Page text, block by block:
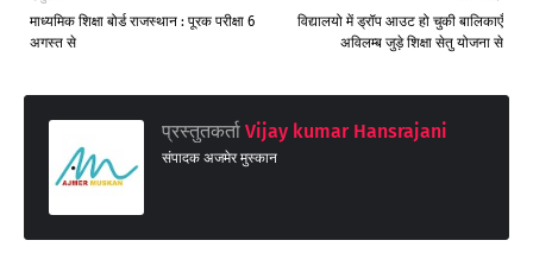
विद्यालयो में ड्रॉप आउट हो चुकी बालिकाएँ
अविलम्ब जुड़े शिक्षा सेतु योजना से
माध्यमिक शिक्षा बोर्ड राजस्थान : पूरक परीक्षा 6
अगस्त से
प्रस्तुतकर्ता Vijay kumar Hansrajani
संपादक अजमेर मुस्कान